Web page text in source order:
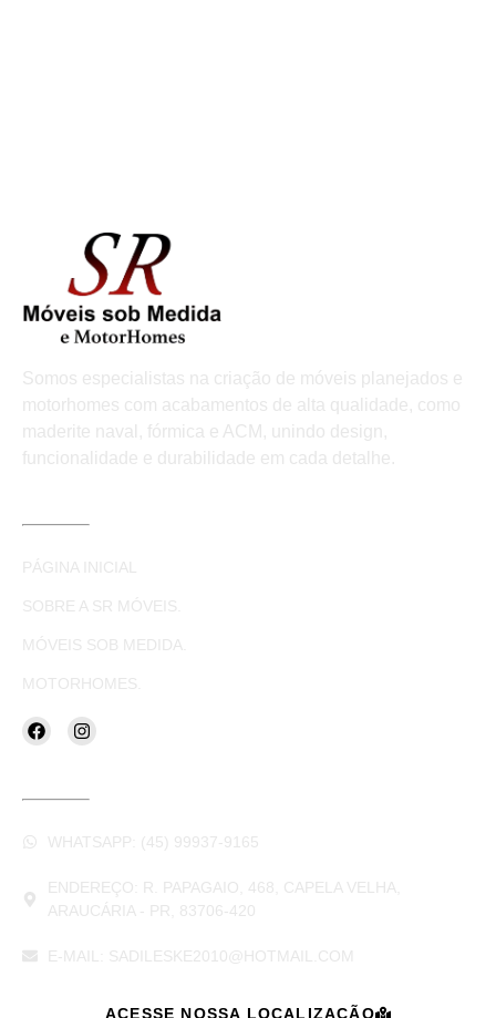
Somos especialistas na criação de móveis planejados e
motorhomes com acabamentos de alta qualidade, como
maderite naval, fórmica e ACM, unindo design,
funcionalidade e durabilidade em cada detalhe.
PÁGINA INICIAL
SOBRE A SR MÓVEIS.
MÓVEIS SOB MEDIDA.
MOTORHOMES.
WHATSAPP: (45) 99937-9165
ENDEREÇO: R. PAPAGAIO, 468, CAPELA VELHA,
ARAUCÁRIA - PR, 83706-420
E-MAIL: SADILESKE2010@HOTMAIL.COM
ACESSE NOSSA LOCALIZAÇÃO